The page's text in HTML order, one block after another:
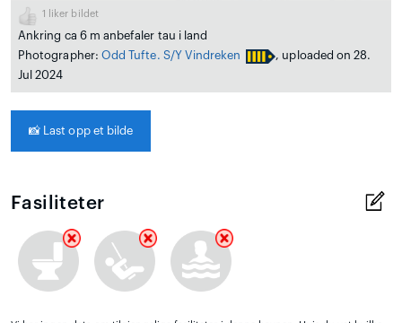
1 liker bildet
Ankring ca 6 m anbefaler tau i land
Photographer: Odd Tufte. S/Y Vindreken
, uploaded on 28.
Jul 2024
📸 Last opp et bilde
Fasiliteter